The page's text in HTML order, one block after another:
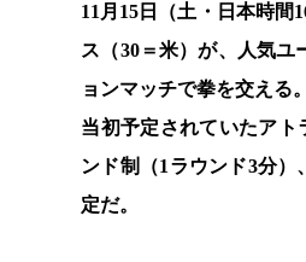
11月15日（土・日本時
ス（30＝米）が、人気
ョンマッチで拳を交える。
当初予定されていたアト
ンド制（1ラウンド3分）
定だ。